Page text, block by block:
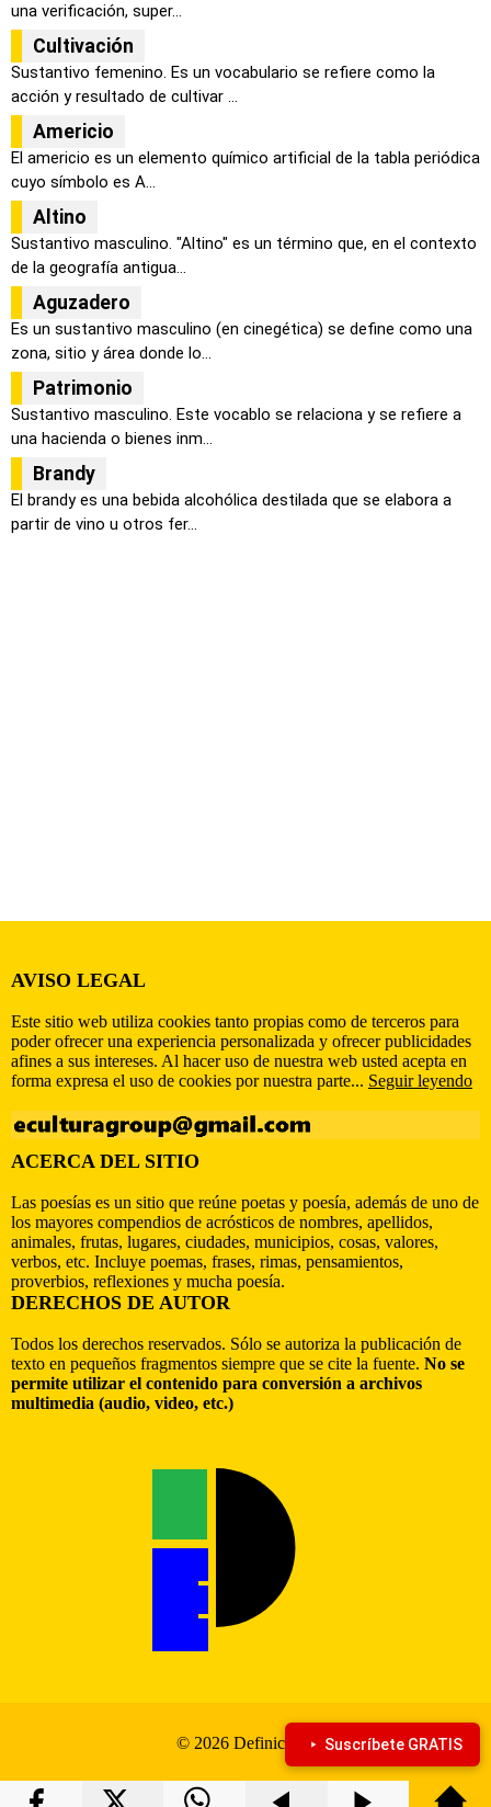
una verificación, super...
Cultivación
Sustantivo femenino. Es un vocabulario se refiere como la
acción y resultado de cultivar ...
Americio
El americio es un elemento químico artificial de la tabla periódica
cuyo símbolo es A...
Altino
Sustantivo masculino. "Altino" es un término que, en el contexto
de la geografía antigua...
Aguzadero
Es un sustantivo masculino (en cinegética) se define como una
zona, sitio y área donde lo...
Patrimonio
Sustantivo masculino. Este vocablo se relaciona y se refiere a
una hacienda o bienes inm...
Brandy
El brandy es una bebida alcohólica destilada que se elabora a
partir de vino u otros fer...
AVISO LEGAL
Este sitio web utiliza cookies tanto propias como de terceros para
poder ofrecer una experiencia personalizada y ofrecer publicidades
afines a sus intereses. Al hacer uso de nuestra web usted acepta en
forma expresa el uso de cookies por nuestra parte... Seguir leyendo
ACERCA DEL SITIO
Las poesías es un sitio que reúne poetas y poesía, además de uno de
los mayores compendios de acrósticos de nombres, apellidos,
animales, frutas, lugares, ciudades, municipios, cosas, valores,
verbos, etc. Incluye poemas, frases, rimas, pensamientos,
proverbios, reflexiones y mucha poesía.
DERECHOS DE AUTOR
Todos los derechos reservados. Sólo se autoriza la publicación de
texto en pequeños fragmentos siempre que se cite la fuente. No se
permite utilizar el contenido para conversión a archivos
multimedia (audio, video, etc.)
© 2026 Definiciona Suscríbete GRATIS